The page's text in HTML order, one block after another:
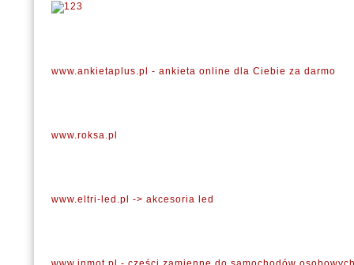
www.ankietaplus.pl - ankieta online dla Ciebie za darmo
www.roksa.pl
www.eltri-led.pl -> akcesoria led